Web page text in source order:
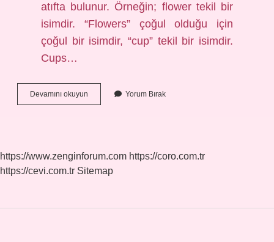
atıfta bulunur. Örneğin; flower tekil bir
isimdir. “Flowers” çoğul olduğu için
çoğul bir isimdir, “cup” tekil bir isimdir.
Cups…
Devamını okuyun
Çoğul
Yorum Bırak
https://www.zenginforum.com https://coro.com.tr
https://cevi.com.tr Sitemap